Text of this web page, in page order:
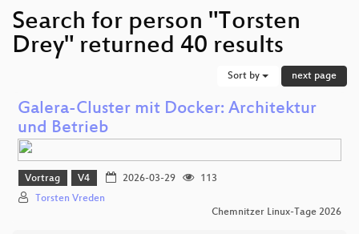
Search for person "Torsten
Drey" returned 40 results
Sort by next page
Galera-Cluster mit Docker: Architektur
und Betrieb
Vortrag V4 2026-03-29
113
Torsten Vreden
Chemnitzer Linux-Tage 2026